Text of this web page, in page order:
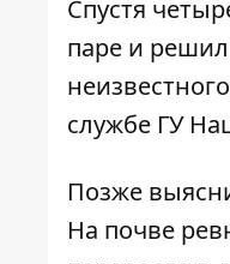
Спустя
паре и решил
службе ГУ
Позже
На почве